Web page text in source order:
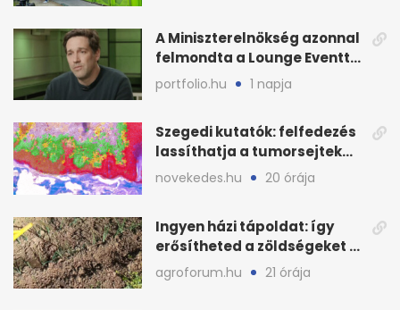
A Miniszterelnökség azonnal
felmondta a Lounge Eventtel
kötött szerződést
portfolio.hu 1 napja
Szegedi kutatók: felfedezés
lassíthatja a tumorsejtek
terjedését
novekedes.hu 20 órája
Ingyen házi tápoldat: így
erősítheted a zöldségeket a
hőhullám után
agroforum.hu 21 órája